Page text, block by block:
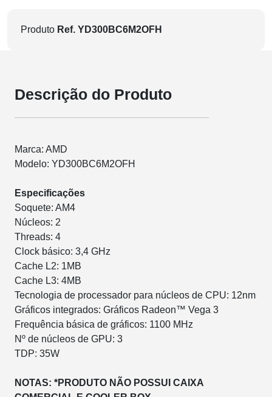
Produto Ref. YD300BC6M2OFH
Descrição do Produto
Marca: AMD
Modelo: YD300BC6M2OFH
Especificações
Soquete: AM4
Núcleos: 2
Threads: 4
Clock básico: 3,4 GHz
Cache L2: 1MB
Cache L3: 4MB
Tecnologia de processador para núcleos de CPU: 12nm
Gráficos integrados: Gráficos Radeon™ Vega 3
Frequência básica de gráficos: 1100 MHz
Nº de núcleos de GPU: 3
TDP: 35W
NOTAS: *PRODUTO NÃO POSSUI CAIXA